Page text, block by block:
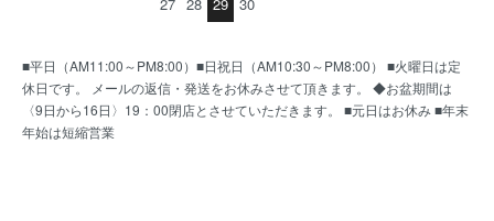
■平日（AM11:00～PM8:00）■日祝日（AM10:30～PM8:00） ■火曜日は定
休日です。 メールの返信・発送をお休みさせて頂きます。 ◆お盆期間は
〈9日から16日〉19：00閉店とさせていただきます。 ■元日はお休み ■年末
年始は短縮営業